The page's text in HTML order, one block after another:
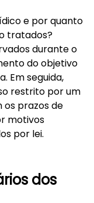
e por quanto
tratados?
durante o
do objetivo
Em seguida,
restrito por um
prazos de
motivos
por lei.
dos